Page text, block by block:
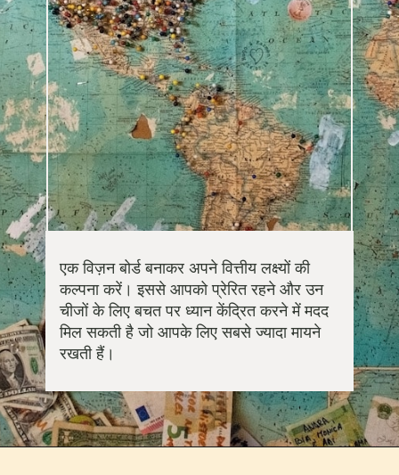
एक विज़न बोर्ड बनाकर अपने वित्तीय लक्ष्यों की
कल्पना करें। इससे आपको प्रेरित रहने और उन
चीजों के लिए बचत पर ध्यान केंद्रित करने में मदद
मिल सकती है जो आपके लिए सबसे ज्यादा मायने
रखती हैं।